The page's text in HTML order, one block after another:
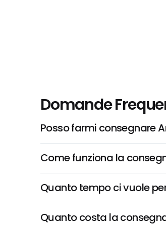
Domande
Posso farmi consegnare
Come funziona la
Quanto tempo ci vuole
Quanto costa la